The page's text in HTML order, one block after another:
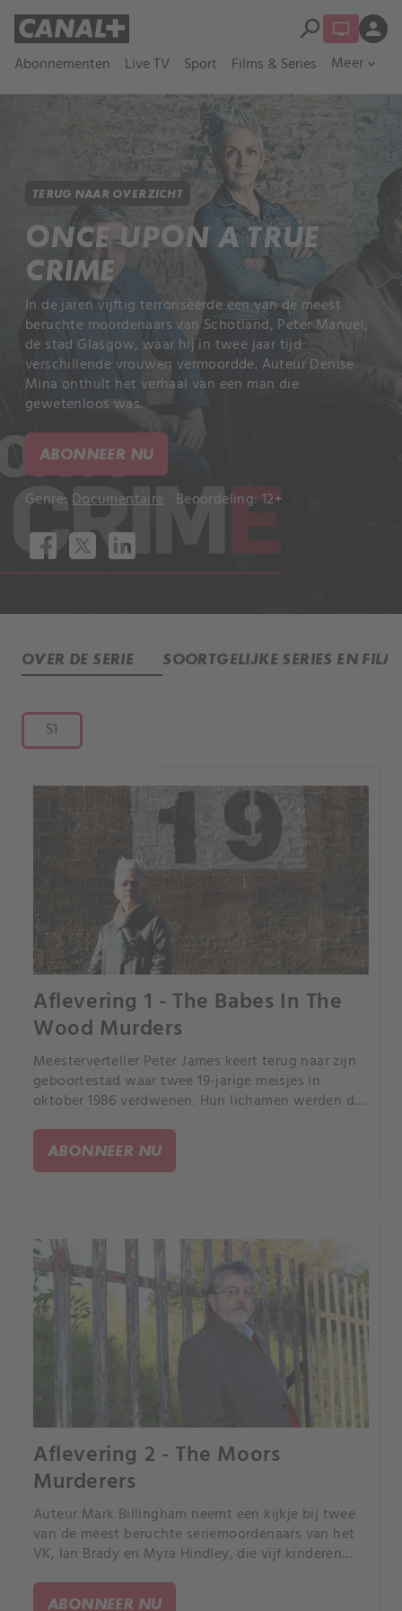
Abonnementen Live TV Sport Films & Series Meer expand_more
search person
TERUG NAAR OVERZICHT
ONCE UPON A TRUE
CRIME
In de jaren vijftig terroriseerde een van de meest
beruchte moordenaars van Schotland, Peter Manuel,
de stad Glasgow, waar hij in twee jaar tijd
verschillende vrouwen vermoordde. Auteur Denise
Mina onthult het verhaal van een man die
gewetenloos was.
ABONNEER NU
Genre: Documentaire Beoordeling: 12+
OVER DE SERIE SOORTGELIJKE SERIES EN
S1
Aflevering 1 - The Babes In The
Wood Murders
Meesterverteller Peter James keert terug naar zijn
geboortestad waar twee 19-jarige meisjes in
oktober 1986 verdwenen. Hun lichamen werden de
ABONNEER NU
Aflevering 2 - The Moors
Murderers
Auteur Mark Billingham neemt een kijkje bij twee
van de meest beruchte seriemoordenaars van het
VK, Ian Brady en Myra Hindley, die vijf kinderen
gevangenisstraf, bleven Brady en Hindley in de
ABONNEER NU